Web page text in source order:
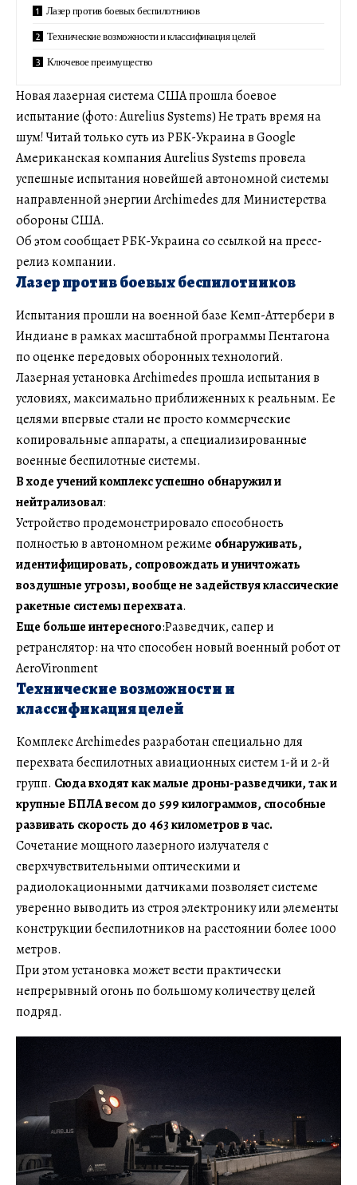
Лазер против боевых беспилотников
Технические возможности и классификация целей
Ключевое преимущество
Новая лазерная система США прошла боевое
испытание (фото: Aurelius Systems) Не трать время на
шум! Читай только суть из РБК-Украина в Google
Американская компания Aurelius Systems провела
успешные испытания новейшей автономной системы
направленной энергии Archimedes для Министерства
обороны США.
Об этом сообщает РБК-Украина со ссылкой на пресс-
релиз компании.
Лазер против боевых беспилотников
Испытания прошли на военной базе Кемп-Аттербери в
Индиане в рамках масштабной программы Пентагона
по оценке передовых оборонных технологий.
Лазерная установка Archimedes прошла испытания в
условиях, максимально приближенных к реальным. Ее
целями впервые стали не просто коммерческие
копировальные аппараты, а специализированные
военные беспилотные системы.
В ходе учений комплекс успешно обнаружил и
нейтрализовал:
Устройство продемонстрировало способность
полностью в автономном режиме обнаруживать,
идентифицировать, сопровождать и уничтожать
воздушные угрозы, вообще не задействуя классические
ракетные системы перехвата.
Еще больше интересного:Разведчик, сапер и
ретранслятор: на что способен новый военный робот от
AeroVironment
Технические возможности и
классификация целей
Комплекс Archimedes разработан специально для
перехвата беспилотных авиационных систем 1-й и 2-й
групп. Сюда входят как малые дроны-разведчики, так и
крупные БПЛА весом до 599 килограммов, способные
развивать скорость до 463 километров в час.
Сочетание мощного лазерного излучателя с
сверхчувствительными оптическими и
радиолокационными датчиками позволяет системе
уверенно выводить из строя электронику или элементы
конструкции беспилотников на расстоянии более 1000
метров.
При этом установка может вести практически
непрерывный огонь по большому количеству целей
подряд.